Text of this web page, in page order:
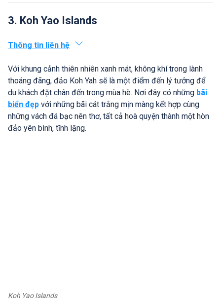
3. Koh Yao Islands
Thông tin liên hệ
Với khung cảnh thiên nhiên xanh mát, không khí trong lành
thoáng đãng, đảo Koh Yah sẽ là một điểm đến lý tưởng để
du khách đặt chân đến trong mùa hè. Nơi đây có những bãi
biển đẹp với những bãi cát trắng mịn màng kết hợp cùng
những vách đá bạc nên thơ, tất cả hoà quyện thành một hòn
đảo yên bình, tĩnh lặng.
Koh Yao Islands